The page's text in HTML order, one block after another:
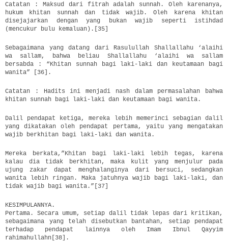
Catatan : Maksud dari fitrah adalah sunnah. Oleh karenanya,
hukum khitan sunnah dan tidak wajib. Oleh karena khitan
disejajarkan dengan yang bukan wajib seperti istihdad
(mencukur bulu kemaluan).[35]
Sebagaimana yang datang dari Rasulullah Shallallahu ‘alaihi
wa sallam, bahwa beliau Shallallahu ‘alaihi wa sallam
bersabda : “Khitan sunnah bagi laki-laki dan keutamaan bagi
wanita” [36].
Catatan : Hadits ini menjadi nash dalam permasalahan bahwa
khitan sunnah bagi laki-laki dan keutamaan bagi wanita.
Dalil pendapat ketiga, mereka lebih memerinci sebagian dalil
yang dikatakan oleh pendapat pertama, yaitu yang mengatakan
wajib berkhitan bagi laki-laki dan wanita.
Mereka berkata,”Khitan bagi laki-laki lebih tegas, karena
kalau dia tidak berkhitan, maka kulit yang menjulur pada
ujung zakar dapat menghalanginya dari bersuci, sedangkan
wanita lebih ringan. Maka jatuhnya wajib bagi laki-laki, dan
tidak wajib bagi wanita.”[37]
KESIMPULANNYA.
Pertama. Secara umum, setiap dalil tidak lepas dari kritikan,
sebagaimana yang telah disebutkan bantahan, setiap pendapat
terhadap pendapat lainnya oleh Imam Ibnul Qayyim
rahimahullahn[38].